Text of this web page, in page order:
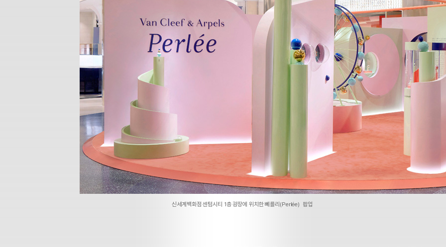
신세계백화점 센텀시티 1층 광장에 위치한 뻬를리(Perlée) 팝업